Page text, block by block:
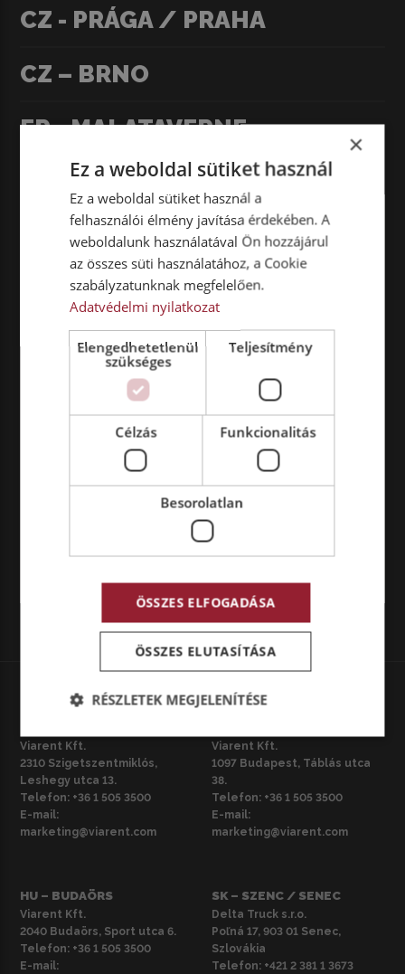
CZ - PRÁGA / PRAHA
CZ – BRNO
FR - MALATAVERNE
Viarent Kft.
2310 Szigetszentmiklós,
Leshegy utca 13.
Telefon: +36 1 505 3500
E-mail:
marketing@viarent.com
Viarent Kft.
1097 Budapest, Táblás utca
38.
Telefon: +36 1 505 3500
E-mail:
marketing@viarent.com
HU – BUDAÖRS
Viarent Kft.
2040 Budaörs, Sport utca 6.
Telefon: +36 1 505 3500
E-mail:
SK – SZENC / SENEC
Delta Truck s.r.o.
Poľná 17, 903 01 Senec,
Szlovákia
Telefon: +421 2 381 1 3673
×
Ez a weboldal sütiket használ
Ez a weboldal sütiket használ a
felhasználói élmény javítása érdekében. A
weboldalunk használatával Ön hozzájárul
az összes süti használatához, a Cookie
szabályzatunknak megfelelően.
Adatvédelmi nyilatkozat
Elengedhetetlenül
szükséges
Teljesítmény
Célzás Funkcionalitás
Besorolatlan
ÖSSZES ELFOGADÁSA
ÖSSZES ELUTASÍTÁSA
RÉSZLETEK MEGJELENÍTÉSE